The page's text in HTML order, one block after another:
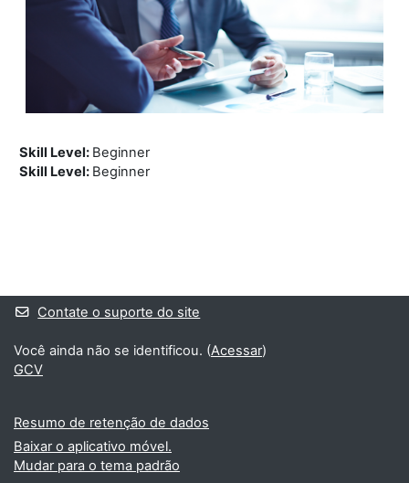
Skill Level: Beginner
Skill Level: Beginner
Contate o suporte do site
Você ainda não se identificou. (Acessar)
GCV
Resumo de retenção de dados
Baixar o aplicativo móvel.
Mudar para o tema padrão